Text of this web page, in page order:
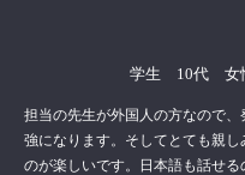
学生 10代 女
担当の先生が外国人の方なので
強になります。そしてとても親し
のが楽しいです。日本語も話せ